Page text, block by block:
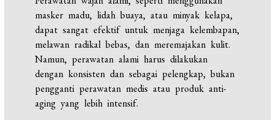
masker madu, lidah buaya, atau minyak kelapa,
dapat sangat efektif untuk menjaga kelembapan,
melawan radikal bebas, dan meremajakan kulit.
Namun, perawatan alami harus dilakukan
dengan konsisten dan sebagai pelengkap, bukan
pengganti perawatan medis atau produk anti-
aging yang lebih intensif.